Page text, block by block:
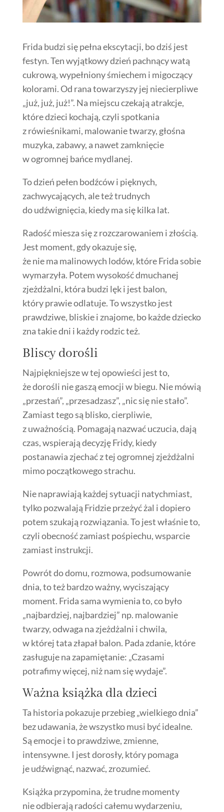
Frida budzi się pełna ekscytacji, bo dziś jest
festyn. Ten wyjątkowy dzień pachnący watą
cukrową, wypełniony śmiechem i migoczący
kolorami. Od rana towarzyszy jej niecierpliwe
„już, już, już!”. Na miejscu czekają atrakcje,
które dzieci kochają, czyli spotkania
z rówieśnikami, malowanie twarzy, głośna
muzyka, zabawy, a nawet zamknięcie
w ogromnej bańce mydlanej.
To dzień pełen bodźców i pięknych,
zachwycających, ale też trudnych
do udźwignięcia, kiedy ma się kilka lat.
Radość miesza się z rozczarowaniem i złością.
Jest moment, gdy okazuje się,
że nie ma malinowych lodów, które Frida sobie
wymarzyła. Potem wysokość dmuchanej
zjeżdżalni, która budzi lęk i jest balon,
który prawie odlatuje. To wszystko jest
prawdziwe, bliskie i znajome, bo każde dziecko
zna takie dni i każdy rodzic też.
Bliscy dorośli
Najpiękniejsze w tej opowieści jest to,
że dorośli nie gaszą emocji w biegu. Nie mówią
„przestań”, „przesadzasz”, „nic się nie stało”.
Zamiast tego są blisko, cierpliwie,
z uważnością. Pomagają nazwać uczucia, dają
czas, wspierają decyzję Fridy, kiedy
postanawia zjechać z tej ogromnej zjeżdżalni
mimo początkowego strachu.
Nie naprawiają każdej sytuacji natychmiast,
tylko pozwalają Fridzie przeżyć żal i dopiero
potem szukają rozwiązania. To jest właśnie to,
czyli obecność zamiast pośpiechu, wsparcie
zamiast instrukcji.
Powrót do domu, rozmowa, podsumowanie
dnia, to też bardzo ważny, wyciszający
moment. Frida sama wymienia to, co było
„najbardziej, najbardziej” np. malowanie
twarzy, odwaga na zjeżdżalni i chwila,
w której tata złapał balon. Pada zdanie, które
zasługuje na zapamiętanie: „Czasami
potrafimy więcej, niż nam się wydaje”.
Ważna książka dla dzieci
Ta historia pokazuje przebieg „wielkiego dnia”
bez udawania, że wszystko musi być idealne.
Są emocje i to prawdziwe, zmienne,
intensywne. I jest dorosły, który pomaga
je udźwignąć, nazwać, zrozumieć.
Książka przypomina, że trudne momenty
nie odbierają radości całemu wydarzeniu,